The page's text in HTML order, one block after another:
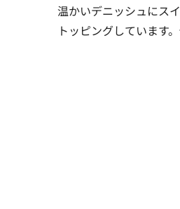
温かいデニッシュにス
トッピングしています